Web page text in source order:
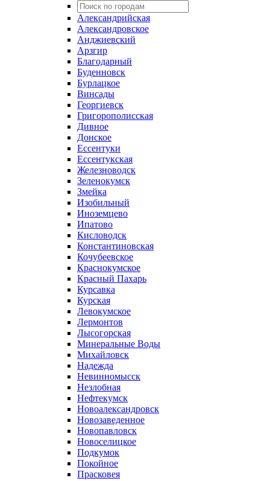
Александрийская
Александровское
Анджиевский
Арзгир
Благодарный
Буденновск
Бурлацкое
Винсады
Георгиевск
Григорополисская
Дивное
Донское
Ессентуки
Ессентукская
Железноводск
Зеленокумск
Змейка
Изобильный
Иноземцево
Ипатово
Кисловодск
Константиновская
Кочубеевское
Краснокумское
Красный Пахарь
Курсавка
Курская
Левокумское
Лермонтов
Лысогорская
Минеральные Воды
Михайловск
Надежда
Невинномысск
Незлобная
Нефтекумск
Новоалександровск
Новозаведенное
Новопавловск
Новоселицкое
Подкумок
Покойное
Прасковея